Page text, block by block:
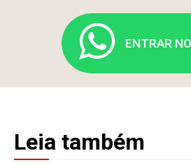
ENTRAR
Leia também